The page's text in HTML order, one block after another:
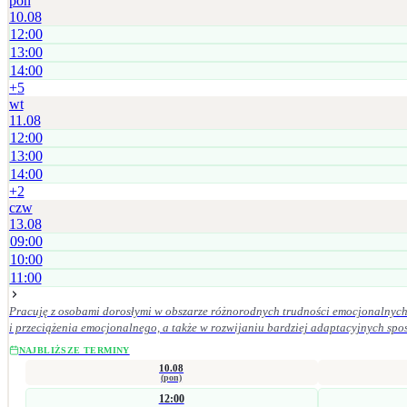
10.08
12:00
13:00
14:00
+5
wt
11.08
12:00
13:00
14:00
+2
czw
13.08
09:00
10:00
11:00
Pracuję z osobami dorosłymi w obszarze różnorodnych trudności
i przeciążenia emocjonalnego, a także w rozwijaniu bardziej adaptacyjnych sposobów radzenia sobie oraz
znaczenie mają dla mnie empatia, odpowiedzialność kliniczna, poufność,
NAJBLIŻSZE TERMINY
10.08
(pon)
12:00